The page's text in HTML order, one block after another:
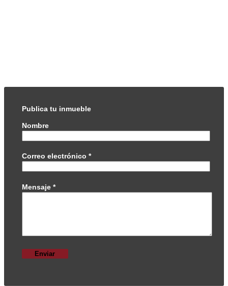
Publica tu inmueble
Nombre
Correo electrónico *
Mensaje *